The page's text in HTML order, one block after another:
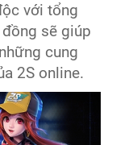
với tổng
sẽ giúp
cung
2S online.